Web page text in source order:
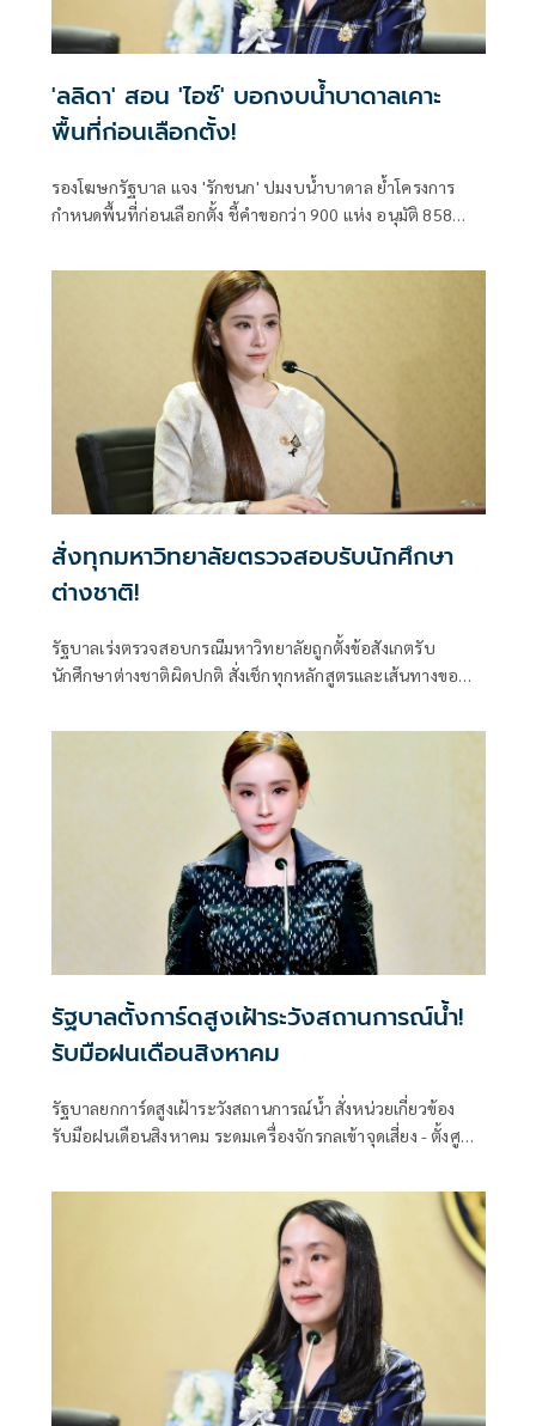
'ลลิดา' สอน 'ไอซ์' บอกงบน้ำบาดาลเคาะ
พื้นที่ก่อนเลือกตั้ง!
รองโฆษกรัฐบาล แจง 'รักชนก' ปมงบน้ำบาดาล ย้ำโครงการ
กำหนดพื้นที่ก่อนเลือกตั้ง ชี้คำขอกว่า 900 แห่ง อนุมัติ 858
สั่งทุกมหาวิทยาลัยตรวจสอบรับนักศึกษา
ต่างชาติ!
รัฐบาลเร่งตรวจสอบกรณีมหาวิทยาลัยถูกตั้งข้อสังเกตรับ
นักศึกษาต่างชาติผิดปกติ สั่งเช็กทุกหลักสูตรและเส้นทางขอ
ผิดดำเนินการตามกฎหมายทันที
รัฐบาลตั้งการ์ดสูงเฝ้าระวังสถานการณ์น้ำ!
รับมือฝนเดือนสิงหาคม
รัฐบาลยกการ์ดสูงเฝ้าระวังสถานการณ์น้ำ สั่งหน่วยเกี่ยวข้อง
รับมือฝนเดือนสิงหาคม ระดมเครื่องจักรกลเข้าจุดเสี่ยง - ตั้งศูนย์